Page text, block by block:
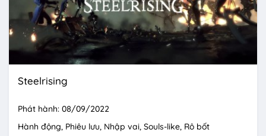
Steelrising
Phát hành: 08/09/2022
Hành động Phiêu lưu Nhập vai Souls-like Rô bốt